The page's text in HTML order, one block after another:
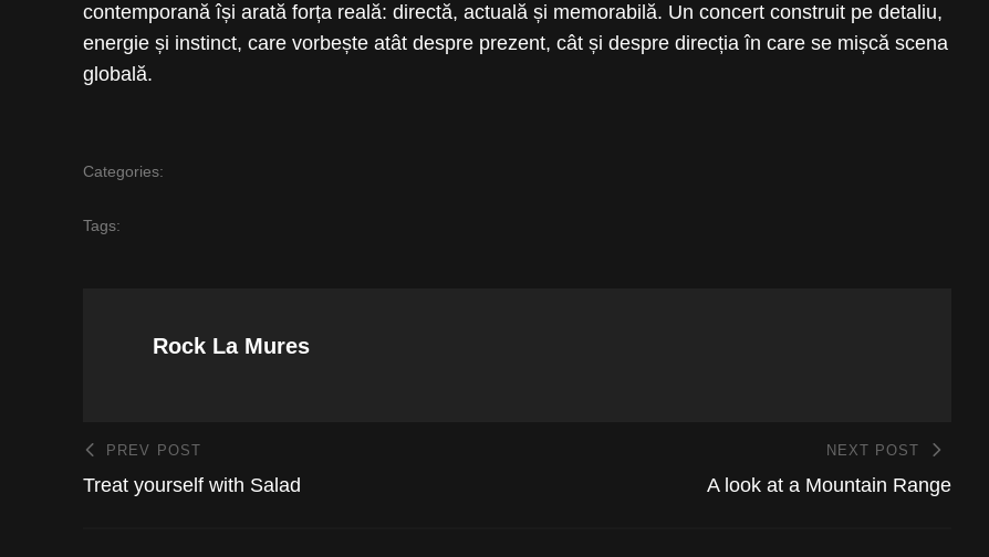
contemporană își arată forța reală: directă, actuală și memorabilă. Un concert construit pe detaliu,
energie și instinct, care vorbește atât despre prezent, cât și despre direcția în care se mișcă scena
globală.
Categories:
Tags:
Rock La Mures
PREV POST
Treat yourself with Salad
NEXT POST
A look at a Mountain Range